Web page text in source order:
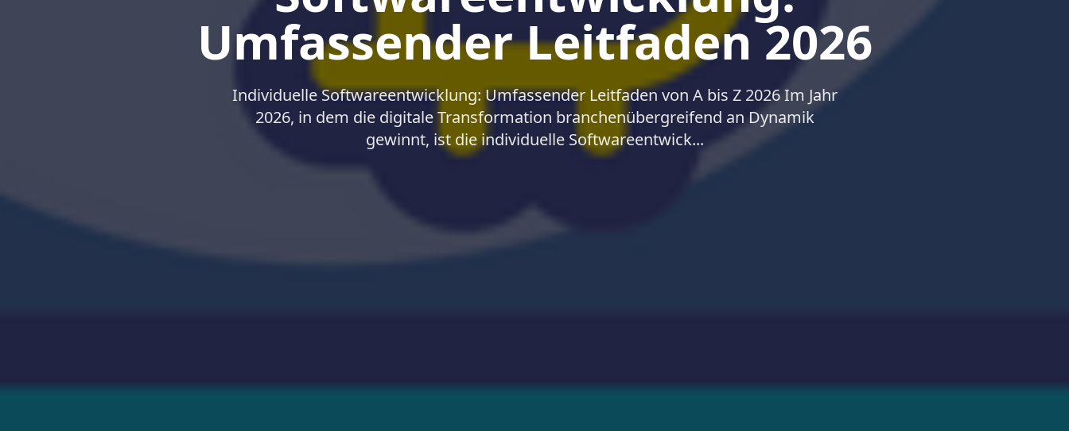
Umfassender Leitfaden 2026
Individuelle Softwareentwicklung: Umfassender Leitfaden von A bis Z 2026 Im Jahr
2026, in dem die digitale Transformation branchenübergreifend an Dynamik
gewinnt, ist die individuelle Softwareentwick...